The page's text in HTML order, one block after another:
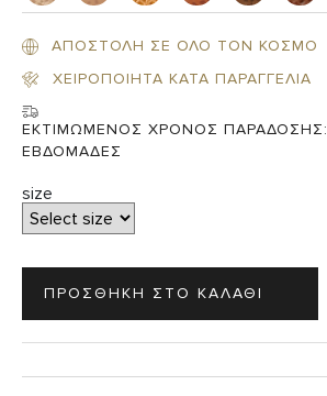
ΑΠΟΣΤΟΛΗ ΣΕ ΟΛΟ ΤΟΝ ΚΟΣΜΟ
ΧΕΙΡΟΠΟΙΗΤΑ ΚΑΤΑ ΠΑΡΑΓΓΕΛΙΑ
ΕΚΤΙΜΩΜΕΝΟΣ ΧΡΟΝΟΣ ΠΑΡΑΔΟΣΗΣ:
ΕΒΔΟΜΑΔΕΣ
size